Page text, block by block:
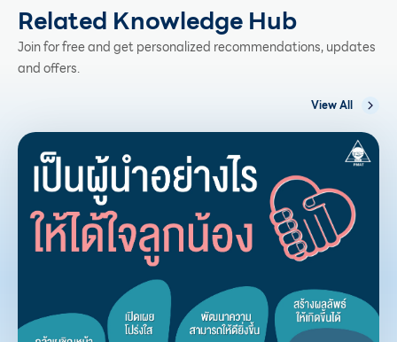
Related Knowledge Hub
Join for free and get personalized recommendations, updates
and offers.
View All